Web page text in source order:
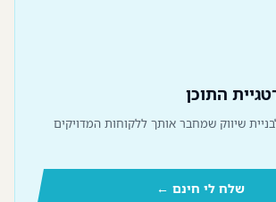
התוכן
שיווק שמחבר אותך ללקוחות המדויקים
שלח לי חינם ←